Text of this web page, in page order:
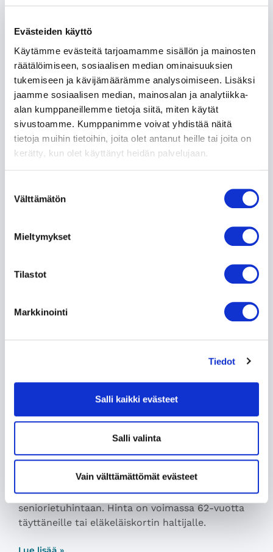
Evästeiden käyttö
Käytämme evästeitä tarjoamamme sisällön ja mainosten
räätälöimiseen, sosiaalisen median ominaisuuksien
tukemiseen ja kävijämäärämme analysoimiseen. Lisäksi
jaamme sosiaalisen median, mainosalan ja analytiikka-
alan kumppaneillemme tietoja siitä, miten käytät
sivustoamme. Kumppanimme voivat yhdistää näitä
tietoja muihin tietoihin, joita olet antanut heille tai joita on
kerätty, kun olet käyttänyt heidän palvelujaan.
valinta
Välttämätön
Mieltymykset
Tilastot
Markkinointi
Tiedot
Salli kaikki evästeet
Salli valinta
Vain välttämättömät evästeet
Turku – Elämyksiä ja liikuntaa arkeen |
Turku on täynnä senioreille suunnattua
liikuntatoimintaa, joissa voi harrastaa eri lajeja
yhdistysten tai
Hotel Rantapuisto – Senioriloma nyt
Ikä on eduksi! Seniorit hotlailevat nyt -20%
seniorietuhintaan. Hinta on voimassa 62-vuotta
täyttäneille tai eläkeläiskortin haltijalle.